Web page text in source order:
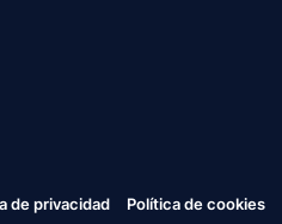
de privacidad Política de cookies